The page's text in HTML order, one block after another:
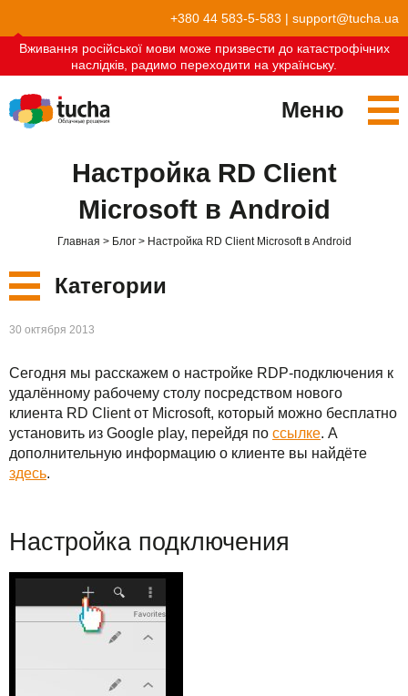
+380 44 583-5-583 | support@tucha.ua
Вживання російської мови може призвести до катастрофічних
наслідків, радимо переходити на українську.
Меню
TuchaMetal
TuchaBackup
TuchaHosting
Бухгалтерия в облаке
Хостинг сайтов-конструкторов
Удаленный офис
Реселінг хостингу
Компания
Контакты
Настройка RD Client
Microsoft в Android
Главная Блог Настройка RD Client Microsoft в Android
Категории
Новые
Сервисы
Решения
Для бизнеса
Инструкции
FAQ
Интервью
30 октября 2013
Сегодня мы расскажем о настройке RDP-подключения к
удалённому рабочему столу посредством нового
клиента RD Client от Microsoft, который можно бесплатно
установить из Google play, перейдя по ссылке. А
дополнительную информацию о клиенте вы найдёте
здесь.
Настройка подключения